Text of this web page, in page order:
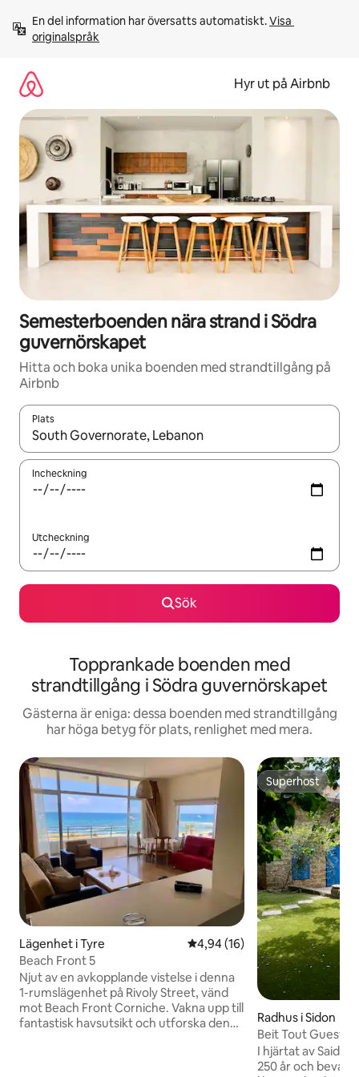
innehåll
En del information har översatts automatiskt. Visa
originalspråk
Hyr ut på Airbnb
Semesterboenden nära strand i Södra
guvernörskapet
Hitta och boka unika boenden med strandtillgång på
Airbnb
Plats
När resultaten är tillgängliga kan du navigera med upp- och
Incheckning
Utcheckning
Sök
Topprankade boenden med
strandtillgång i Södra guvernörskapet
Gästerna är eniga: dessa boenden med strandtillgång
har höga betyg för plats, renlighet med mera.
Lägenhet i Tyre 4,94 av 5 i genomsnittligt
4,94 (16)
Beach Front 5
Njut av en avkopplande vistelse i denna
1-rumslägenhet på Rivoly Street, vänd
mot Beach Front Corniche. Vakna upp till
fantastisk havsutsikt och utforska den
Superhost
Superhost
Radhus i Sidon
Beit Tout
I hjärtat av Saida
250 år och